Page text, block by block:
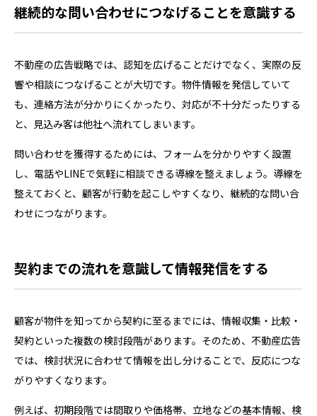
継続的な問い合わせにつなげることを意識する
不動産の広告戦略では、認知を広げることだけでなく、実際の反
響や相談につなげることが大切です。物件情報を発信していて
も、連絡方法が分かりにくかったり、対応が不十分だったりする
と、見込み客は他社へ流れてしまいます。
問い合わせを獲得するためには、フォームを分かりやすく設置
し、電話やLINEで気軽に相談できる導線を整えましょう。導線を
整えておくと、顧客が行動を起こしやすくなり、継続的な問い合
わせにつながります。
契約までの流れを意識して情報発信をする
顧客が物件を知ってから契約に至るまでには、情報収集・比較・
契約といった複数の検討段階があります。そのため、不動産広告
では、検討状況に合わせて情報を出し分けることで、反応につな
がりやすくなります。
例えば、初期段階では間取りや価格帯、立地などの基本情報、検